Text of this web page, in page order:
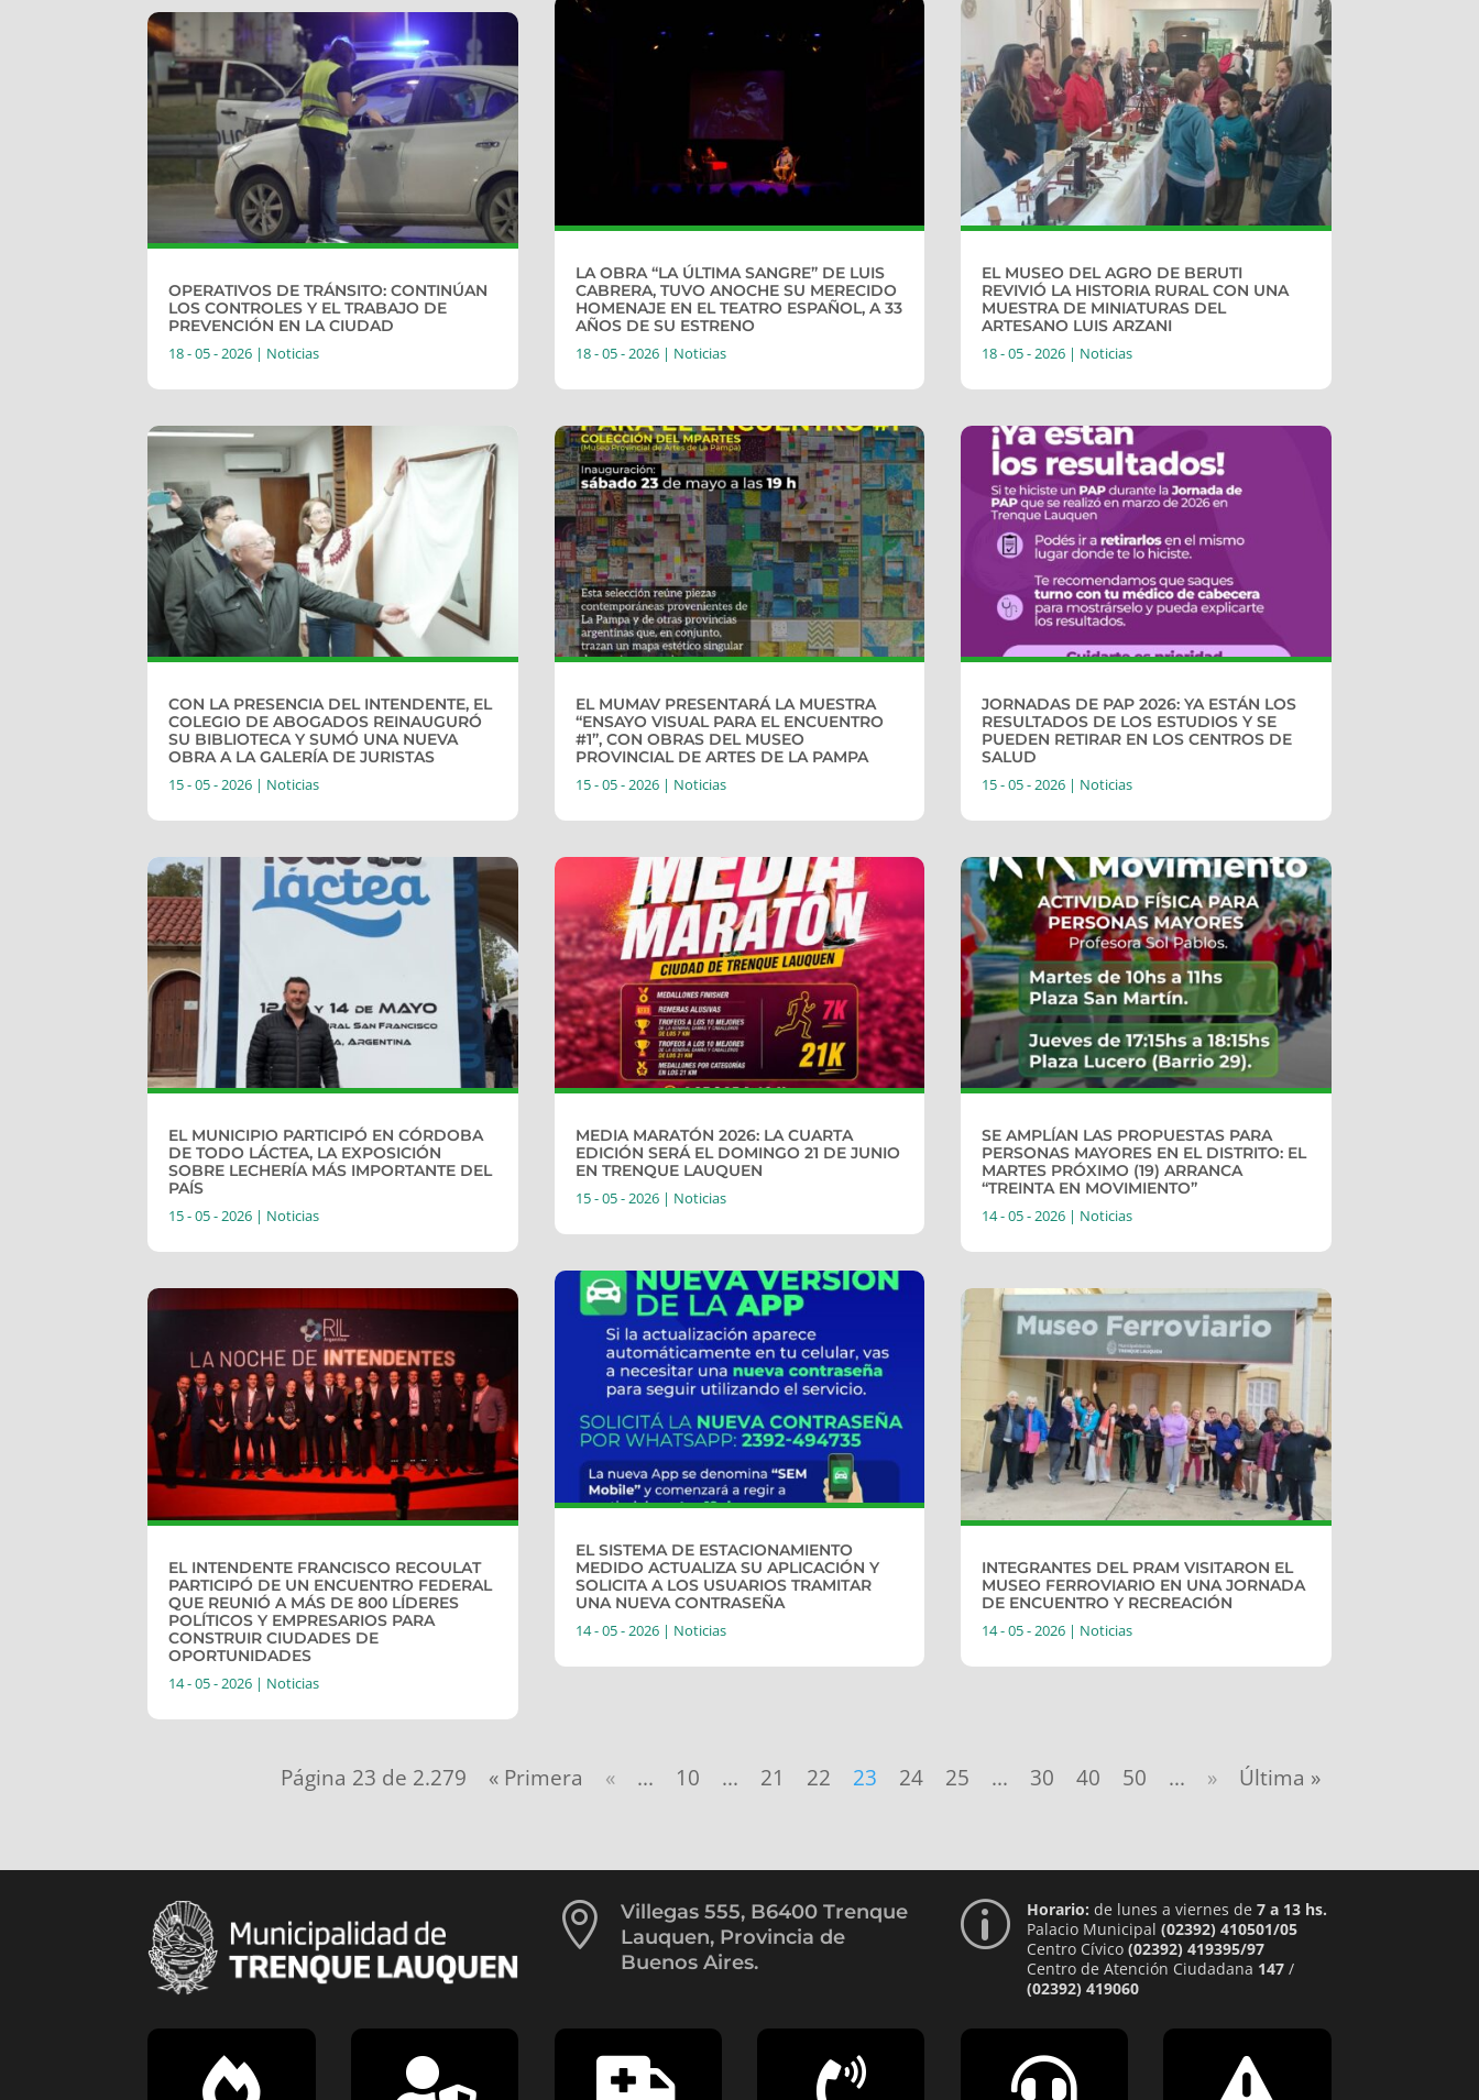
OPERATIVOS DE TRÁNSITO: CONTINÚAN
LOS CONTROLES Y EL TRABAJO DE
PREVENCIÓN EN LA CIUDAD
18 - 05 - 2026 | Noticias
CON LA PRESENCIA DEL INTENDENTE, EL
COLEGIO DE ABOGADOS REINAUGURÓ
SU BIBLIOTECA Y SUMÓ UNA NUEVA
OBRA A LA GALERÍA DE JURISTAS
15 - 05 - 2026 | Noticias
EL MUNICIPIO PARTICIPÓ EN CÓRDOBA
DE TODO LÁCTEA, LA EXPOSICIÓN
SOBRE LECHERÍA MÁS IMPORTANTE DEL
PAÍS
15 - 05 - 2026 | Noticias
EL INTENDENTE FRANCISCO RECOULAT
PARTICIPÓ DE UN ENCUENTRO FEDERAL
QUE REUNIÓ A MÁS DE 800 LÍDERES
POLÍTICOS Y EMPRESARIOS PARA
CONSTRUIR CIUDADES DE
OPORTUNIDADES
14 - 05 - 2026 | Noticias
LA OBRA “LA ÚLTIMA SANGRE” DE LUIS
CABRERA, TUVO ANOCHE SU MERECIDO
HOMENAJE EN EL TEATRO ESPAÑOL, A 33
AÑOS DE SU ESTRENO
18 - 05 - 2026| Noticias
EL MUMAV PRESENTARÁ LA MUESTRA
“ENSAYO VISUAL PARA EL ENCUENTRO
#1”, CON OBRAS DEL MUSEO
PROVINCIAL DE ARTES DE LA PAMPA
15 - 05 - 2026| Noticias
MEDIA MARATÓN 2026: LA CUARTA
EDICIÓN SERÁ EL DOMINGO 21 DE JUNIO
EN TRENQUE LAUQUEN
15 - 05 - 2026| Noticias
EL SISTEMA DE ESTACIONAMIENTO
MEDIDO ACTUALIZA SU APLICACIÓN Y
SOLICITA A LOS USUARIOS TRAMITAR
UNA NUEVA CONTRASEÑA
14 - 05 - 2026| Noticias
EL MUSEO DEL AGRO DE BERUTI
REVIVIÓ LA HISTORIA RURAL CON UNA
MUESTRA DE MINIATURAS DEL
ARTESANO LUIS ARZANI
18 - 05 - 2026| Noticias
JORNADAS DE PAP 2026: YA ESTÁN LOS
RESULTADOS DE LOS ESTUDIOS Y SE
PUEDEN RETIRAR EN LOS CENTROS DE
SALUD
15 - 05 - 2026| Noticias
SE AMPLÍAN LAS PROPUESTAS PARA
PERSONAS MAYORES EN EL DISTRITO: EL
MARTES PRÓXIMO (19) ARRANCA
“TREINTA EN MOVIMIENTO”
14 - 05 - 2026| Noticias
INTEGRANTES DEL PRAM VISITARON EL
MUSEO FERROVIARIO EN UNA JORNADA
DE ENCUENTRO Y RECREACIÓN
14 - 05 - 2026| Noticias
Página 23 de 2.279 « Primera « ... 10 ... 21 22 23 24 25 ... 30 40 50 ... » Última »

Villegas 555, B6400 Trenque
Lauquen, Provincia de
Buenos Aires.
p Horario: de lunes a viernes de 7 a 13 hs.
Palacio Municipal (02392) 410501/05
Centro Cívico (02392) 419395/97
Centro de Atención Ciudadana 147/
(02392) 419060